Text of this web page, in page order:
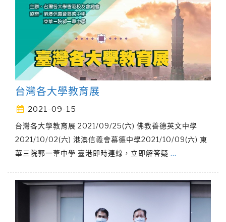
台灣各大學教育展
2021-09-15
台灣各大學教育展 2021/09/25(六) 佛教善德英文中學
2021/10/02(六) 港澳信義會慕德中學2021/10/09(六) 東
華三院郭一葦中學 臺港即時連線，立即解答疑 …